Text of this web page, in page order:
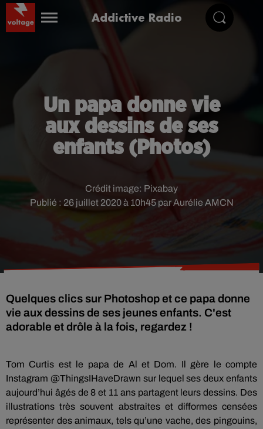
Addictive Radio
Un papa donne vie
aux dessins de ses
enfants (Photos)
Publié : 26 juillet 2020 à 10h45 par Aurélie AMCN
Crédit image: Pixabay
Quelques clics sur Photoshop et ce papa donne
vie aux dessins de ses jeunes enfants. C'est
adorable et drôle à la fois, regardez !
Tom Curtis est le papa de Al et Dom. Il gère le compte
Instagram @ThingsIHaveDrawn sur lequel ses deux enfants
aujourd’hui âgés de 8 et 11 ans partagent leurs dessins. Des
illustrations très souvent abstraites et difformes censées
représenter des animaux, tels qu’une vache, des pingouins,